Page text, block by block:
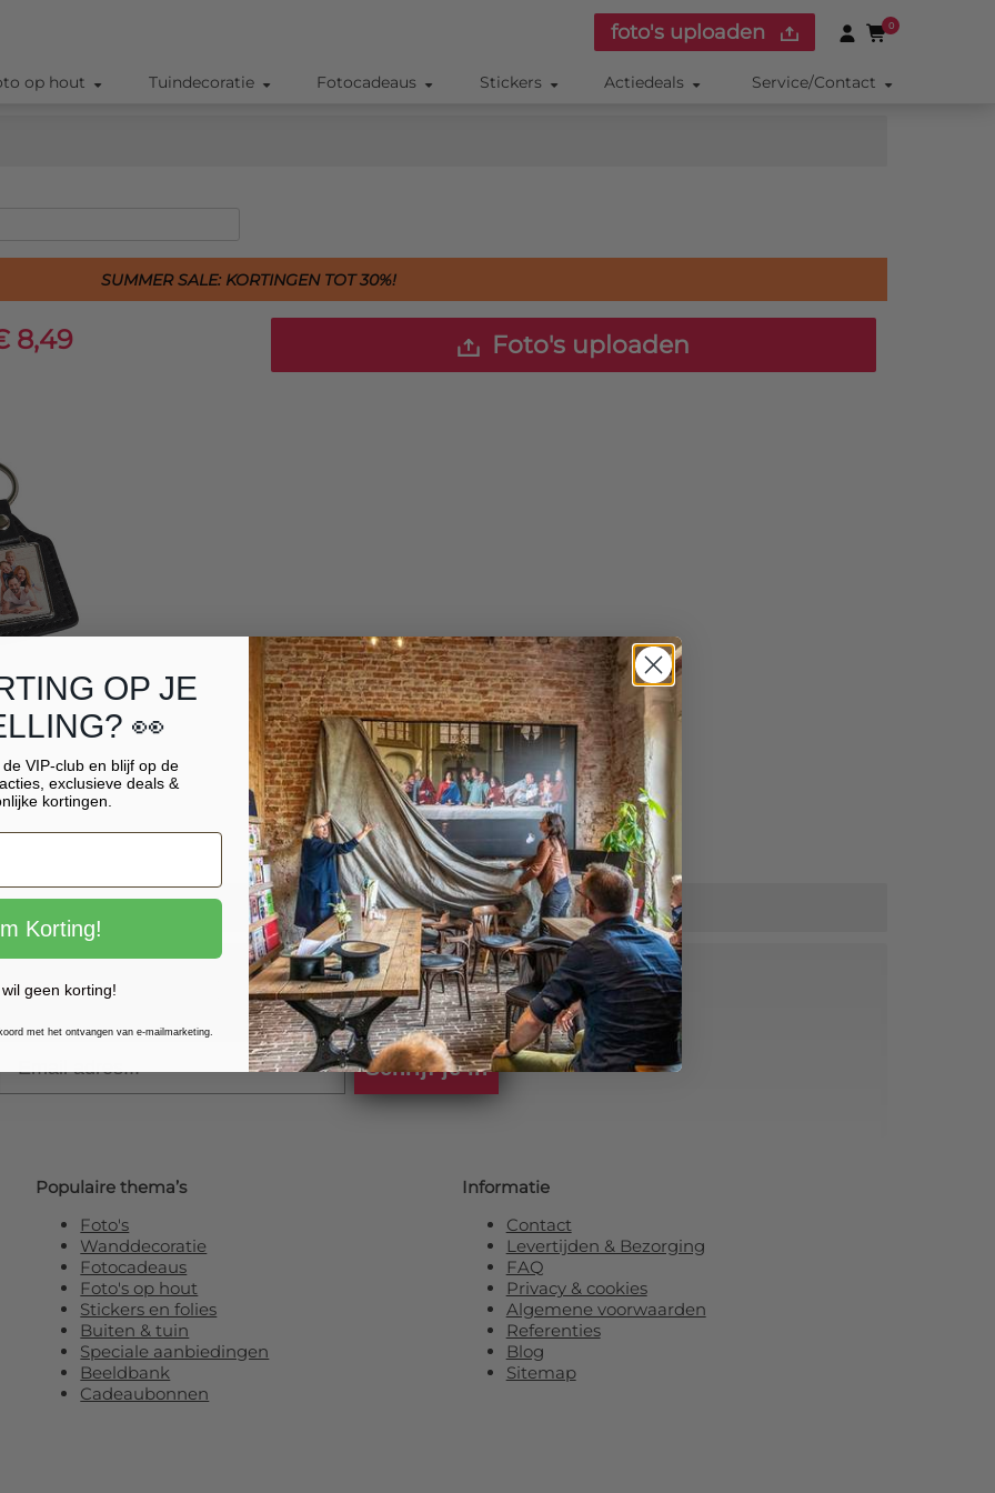
foto's uploaden 0
op hout Tuindecoratie Fotocadeaus Stickers Actiedeals Service/Contact
SUMMER SALE: KORTINGEN TOT 30%!
8,49 Foto's uploaden
voor onze nieuwsbrief en ontvang10% extra korting!
Schrijf je in
Populaire thema’s
Foto's
Wanddecoratie
Fotocadeaus
Foto's op hout
Stickers en folies
Buiten & tuin
Speciale aanbiedingen
Beeldbank
Cadeaubonnen
Informatie
Contact
Levertijden & Bezorging
FAQ
Privacy & cookies
Algemene voorwaarden
Referenties
Blog
Sitemap
OP JE
👀
VIP-club en blijf op de
exclusieve deals &
kortingen.
Korting!
geen korting!
met het ontvangen van e-mailmarketing.